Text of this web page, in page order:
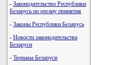
- Законодательство Республики
Беларусь по органу принятия
- Законы Республики Беларусь
- Новости законодательства
Беларуси
- Тюрьмы Беларуси